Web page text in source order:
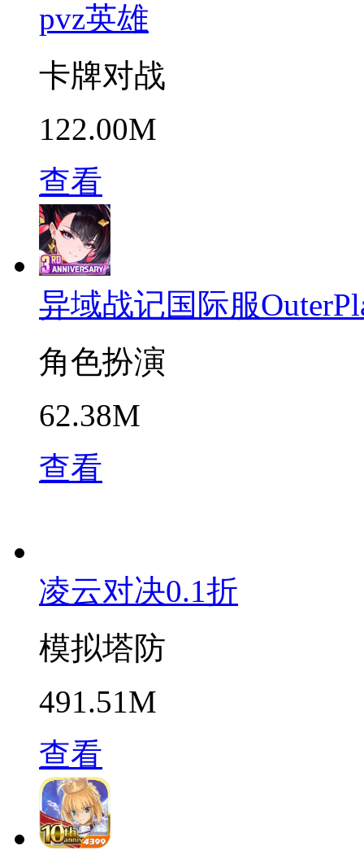
pvz英雄
卡牌对战
122.00M
查看
异域战记国际服
角色扮演
62.38M
查看
凌云对决0.1折
模拟塔防
491.51M
查看